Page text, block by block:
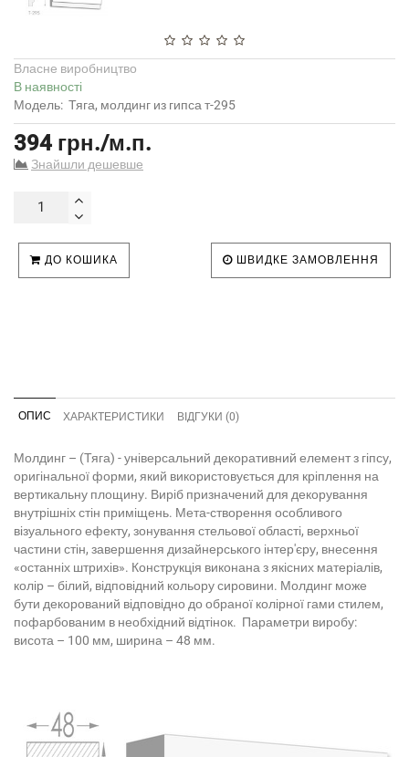
Власне виробництво
В наявності
Модель: Тяга, молдинг из гипса т-295
394 грн./м.п.
Знайшли дешевше
ДО КОШИКА ШВИДКЕ ЗАМОВЛЕННЯ
ОПИС ХАРАКТЕРИСТИКИ ВІДГУКИ (0)
Молдинг – (Тяга) - універсальний декоративний елемент з гіпсу,
оригінальної форми, який використовується для кріплення на
вертикальну площину. Виріб призначений для декорування
внутрішніх стін приміщень. Мета-створення особливого
візуального ефекту, зонування стельової області, верхньої
частини стін, завершення дизайнерського інтер'єру, внесення
«останніх штрихів». Конструкція виконана з якісних матеріалів,
колір – білий, відповідний кольору сировини. Молдинг може
бути декорований відповідно до обраної колірної гами стилем,
пофарбованим в необхідний відтінок. Параметри виробу:
висота – 100 мм, ширина – 48 мм.